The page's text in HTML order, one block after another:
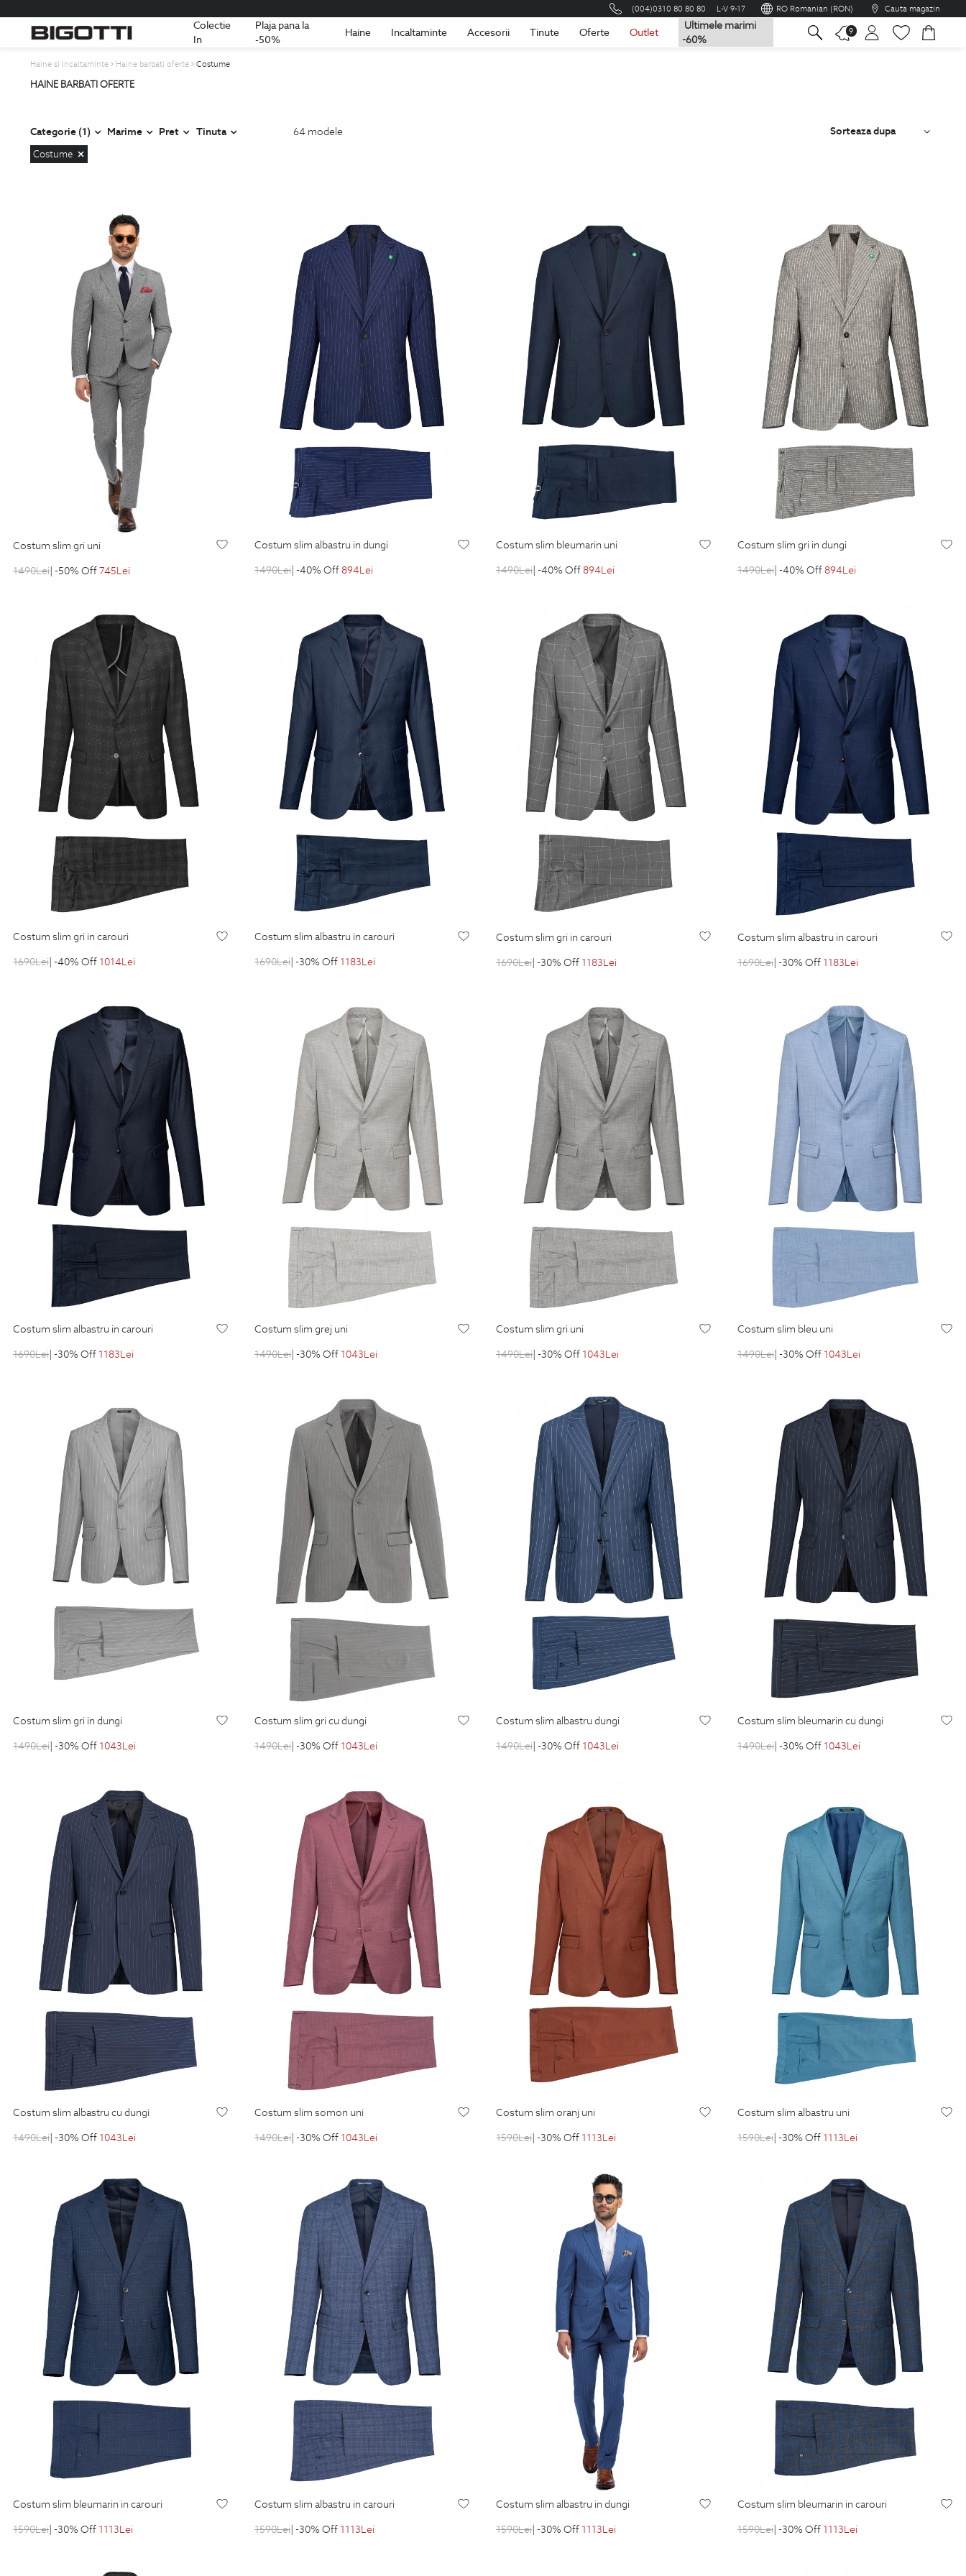
(004)0310 80 80 80 L-V 9-17 RO Romanian (RON) Cauta magazin
Colectie
In
Plaja pana la
-50%
Haine Incaltaminte Accesorii Tinute Oferte Outlet
Ultimele marimi
-60%
9
Romania Romana
Haine si Incaltaminte Haine barbati oferte Costume
HAINE BARBATI OFERTE
Sorteaza dupa
Categorie (1) Marime Pret Tinuta 64modele
Costume
costum slim gri uni
1490Lei| -50% Off745Lei
costum slim albastru in dungi
1490Lei| -40% Off 894Lei
costum slim bleumarin uni
1490Lei| -40% Off 894Lei
costum slim gri in dungi
1490Lei| -40% Off 894Lei
costum slim gri in carouri
1690Lei| -40% Off 1014Lei
costum slim albastru in carouri
1690Lei| -30% Off 1183Lei
costum slim gri in carouri
1690Lei| -30% Off 1183Lei
costum slim albastru in carouri
1690Lei| -30% Off 1183Lei
costum slim albastru in carouri
1690Lei| -30% Off 1183Lei
costum slim grej uni
1490Lei| -30% Off 1043Lei
costum slim gri uni
1490Lei| -30% Off 1043Lei
costum slim bleu uni
1490Lei| -30% Off 1043Lei
costum slim gri in dungi
1490Lei| -30% Off 1043Lei
costum slim gri cu dungi
1490Lei| -30% Off 1043Lei
costum slim albastru dungi
1490Lei| -30% Off 1043Lei
costum slim bleumarin cu dungi
1490Lei| -30% Off 1043Lei
costum slim albastru cu dungi
1490Lei| -30% Off 1043Lei
costum slim somon uni
1490Lei| -30% Off 1043Lei
costum slim oranj uni
1590Lei| -30% Off 1113Lei
costum slim albastru uni
1590Lei| -30% Off 1113Lei
costum slim bleumarin in carouri
1590Lei| -30% Off 1113Lei
costum slim albastru in carouri
1590Lei| -30% Off 1113Lei
costum slim albastru in dungi
1590Lei| -30% Off 1113Lei
costum slim bleumarin in carouri
1590Lei| -30% Off 1113Lei